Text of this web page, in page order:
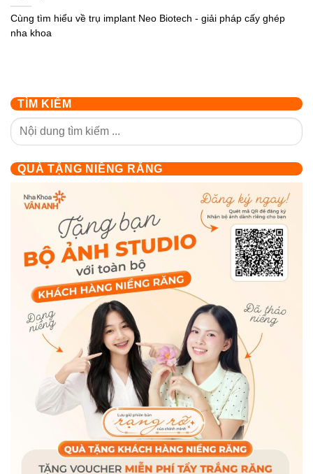
Cùng tìm hiểu về trụ implant Neo Biotech - giải pháp cấy ghép
nha khoa
TÌM KIẾM
QUÀ TẶNG NIỀNG RĂNG